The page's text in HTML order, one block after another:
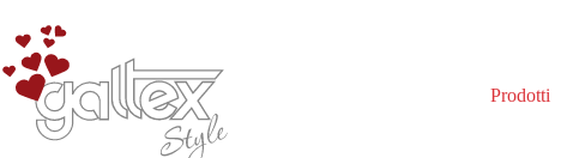
contenuto
Prodotti